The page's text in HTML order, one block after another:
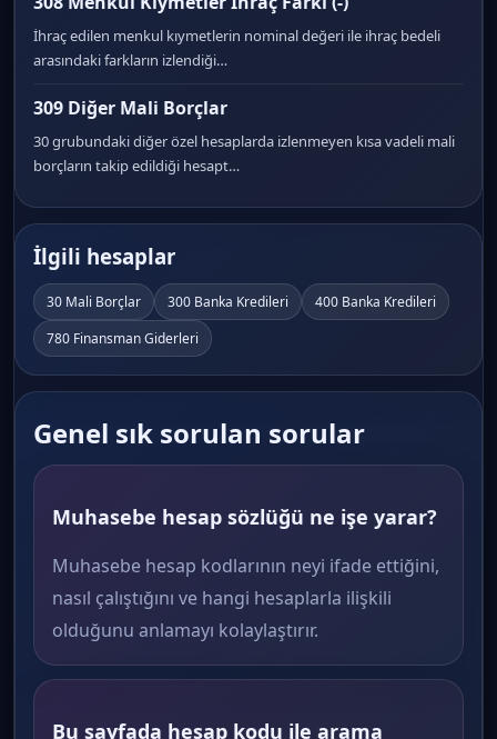
İhraç edilen menkul kıymetlerin nominal değeri ile ihraç bedeli
arasındaki farkların izlendiği…
309 Diğer Mali Borçlar
30 grubundaki diğer özel hesaplarda izlenmeyen kısa vadeli mali
borçların takip edildiği hesapt…
İlgili hesaplar
30 Mali Borçlar 300 Banka Kredileri
400 Banka Kredileri
780 Finansman Giderleri
Genel sık sorulan sorular
Muhasebe hesap sözlüğü ne işe yarar?
Muhasebe hesap kodlarının neyi ifade ettiğini,
nasıl çalıştığını ve hangi hesaplarla ilişkili
olduğunu anlamayı kolaylaştırır.
Bu sayfada hesap kodu ile arama